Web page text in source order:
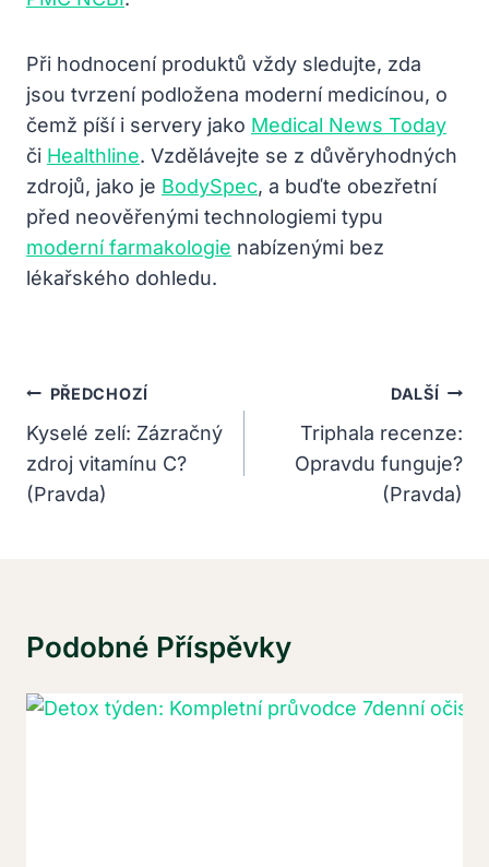
Při hodnocení produktů vždy sledujte, zda
jsou tvrzení podložena moderní medicínou, o
čemž píší i servery jako Medical News Today
či Healthline. Vzdělávejte se z důvěryhodných
zdrojů, jako je BodySpec, a buďte obezřetní
před neověřenými technologiemi typu
moderní farmakologie nabízenými bez
lékařského dohledu.
Navigace
Pro
Příspěvek
PŘEDCHOZÍ
Kyselé zelí: Zázračný
zdroj vitamínu C?
(Pravda)
DALŠÍ
Triphala recenze:
Opravdu funguje?
(Pravda)
Podobné Příspěvky